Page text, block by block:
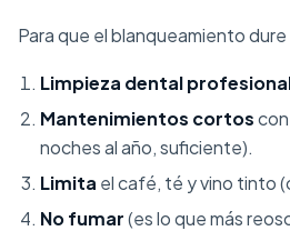
Para que el blanqueamiento
Limpieza dental
Mantenimientos cortos
noches al año, suficiente).
Limita el café, té y vino tinto
No fumar(es lo que más